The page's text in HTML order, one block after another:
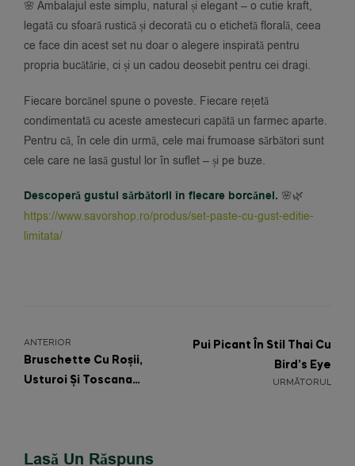
🌸 Ambalajul este simplu, natural și elegant – o cutie kraft,
legată cu sfoară rustică și decorată cu o etichetă florală, ceea
ce face din acest set nu doar o alegere inspirată pentru
propria bucătărie, ci și un cadou deosebit pentru cei dragi.
Fiecare borcănel spune o poveste. Fiecare rețetă
condimentată cu aceste amestecuri capătă un farmec aparte.
Pentru că, în cele din urmă, cele mai frumoase sărbători sunt
cele care ne lasă gustul lor în suflet – și pe buze.
Descoperă gustul sărbătorii în fiecare borcănel. 🌸🌿
https://www.savorshop.ro/produs/set-paste-cu-gust-editie-
limitata/
ANTERIOR
Bruschette Cu Roșii,
Usturoi Și Toscana
URMĂTORUL
Pui Picant În Stil Thai Cu
Bird’s Eye
Lasă Un Răspuns